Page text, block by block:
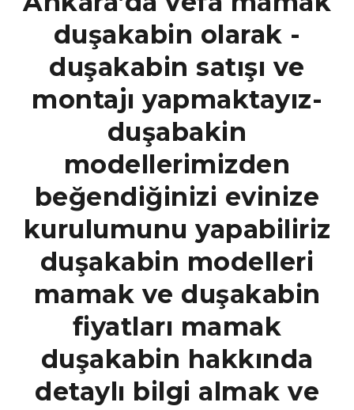
TAMİRİ-
duşakabin olarak -
duşakabin satışı ve
montajı yapmaktayız-
duşabakin
modellerimizden
beğendiğinizi evinize
kurulumunu yapabiliriz
duşakabin modelleri
mamak ve duşakabin
fiyatları mamak
duşakabin hakkında
detaylı bilgi almak ve